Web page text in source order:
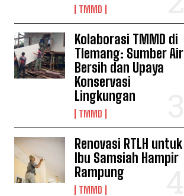
TMMD
Kolaborasi TMMD di
Tlemang: Sumber Air
Bersih dan Upaya
Konservasi
Lingkungan
TMMD
Renovasi RTLH untuk
Ibu Samsiah Hampir
Rampung
TMMD